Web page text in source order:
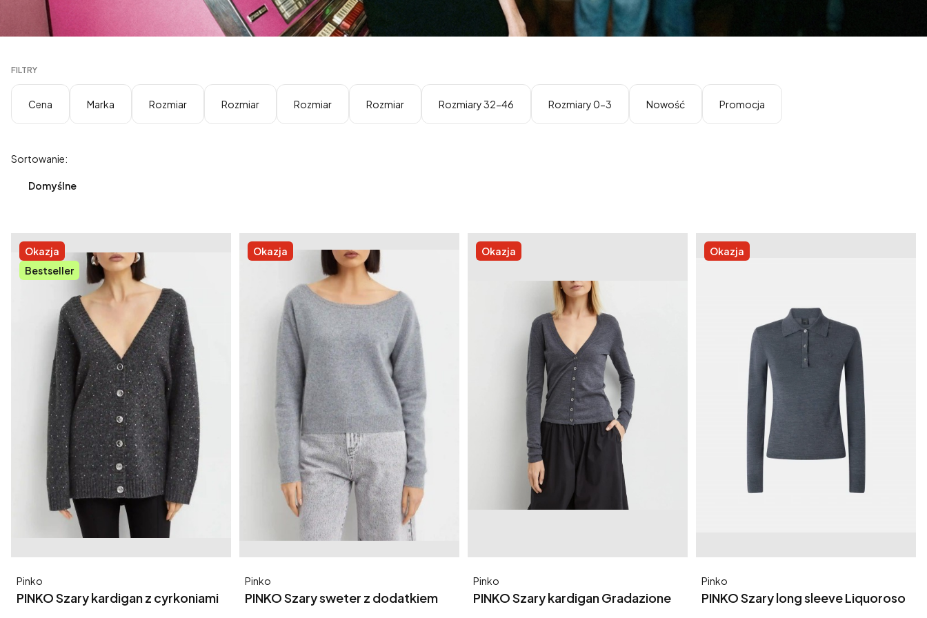
FILTRY
Cena Marka Rozmiar Rozmiar Rozmiar Rozmiar Rozmiary 32-46 Rozmiary 0-3 Nowość Promocja
Lista produktów
Sortowanie:
Domyślne
Okazja
Bestseller
PINKO Szary kardigan z cyrkoniami
Producent
Pinko
Okazja
PINKO Szary sweter z dodatkiem
Producent
Pinko
Okazja
PINKO Szary kardigan Gradazione
Producent
Pinko
Okazja
PINKO Szary long sleeve Liquoroso
Producent
Pinko